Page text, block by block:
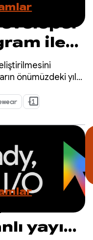
ile
önümüzdeki yıl
için özel
Catalyst
başlıyoruz.
+1
yayın